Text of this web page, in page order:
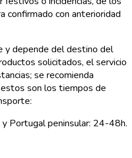
confirmado con anterioridad
y depende del destino del
solicitados, el servicio
se recomienda
son los tiempos de
y Portugal peninsular: 24-48h.